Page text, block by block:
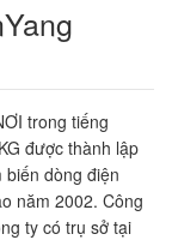
trong tiếng
được thành lập
dòng điện
năm 2002. Công
ty có trụ sở tại